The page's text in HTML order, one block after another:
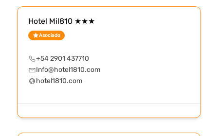
Hotel Mil810 ★★★
Asociado
+54 2901 437710
Info@hotel1810.com
hotel1810.com